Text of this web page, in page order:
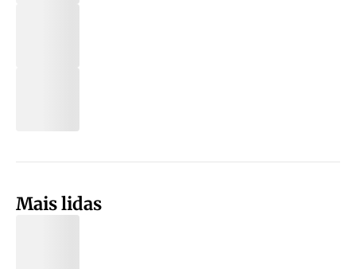
Mais lidas